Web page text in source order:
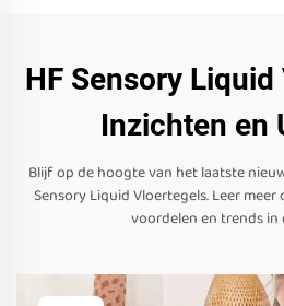
HF Sensory
Inzichten en
Blijf op de hoogte van het laatste
Sensory Liquid Vloertegels. Leer
voordelen en trends in